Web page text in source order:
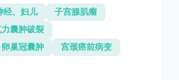
经、妇儿
子宫腺肌瘤
囊肿破裂
卵巢冠囊肿
宫颈癌前病变